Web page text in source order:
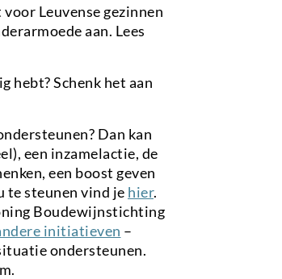
Leuvense gezinnen
aan. Lees
hebt? Schenk het aan
Dan kan
een inzamelactie, de
een boost geven
te steunen vind je hier.
Boudewijnstichting
initiatieven –
ondersteunen.